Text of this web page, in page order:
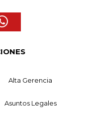
Alta Gerencia
Asuntos Legales